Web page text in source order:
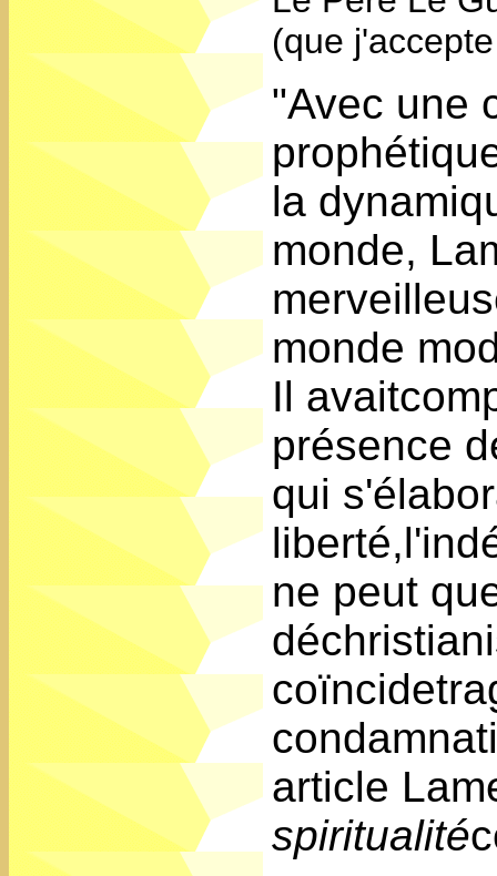
(que
"Avec une
la
monde,
monde
Il
présence
qui
ne peut
article
spiritualité